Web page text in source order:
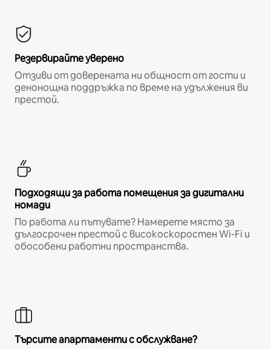
Резервирайте уверено
Отзиви от доверената ни общност от гости и
денонощна поддръжка по време на удължения ви
престой.
Подходящи за работа помещения за дигитални
номади
По работа ли пътувате? Намерете място за
дългосрочен престой с високоскоростен Wi-Fi и
обособени работни пространства.
Търсите апартаменти с обслужване?